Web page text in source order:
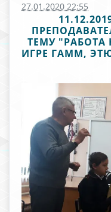
27.01.2020 22:55
ТЕМУ
ИГРЕ ГАММ,